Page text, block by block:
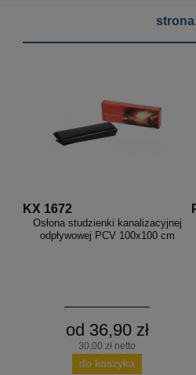
KX 1672
Osłona studzienki kanalizacyjnej
odpływowej PCV 100x100 cm
od 36,90 zł
30,00 zł netto
do koszyka